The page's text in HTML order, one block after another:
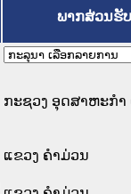
ພາກສ່ວນຮັ
ກະຊວງ ອຸດສາຫະກຳ
ແຂວງ ຄໍາມ່ວນ